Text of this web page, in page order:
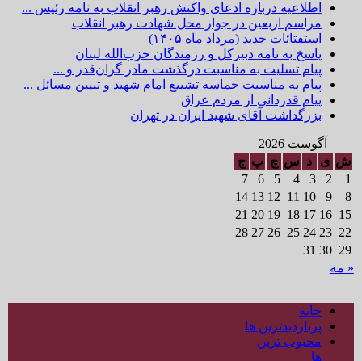
اطلاعیه درباره ادعای واکنش رهبر انقلاب به نامه رئیس ...
مراسم اربعین در جوار محل شهادت رهبر انقلاب
استفتائات جدید (مرداد ماه ۱۴۰۵)
پاسخ به نامه دبیرکل و رزمندگان حزب‌الله لبنان
پیام تسلیت به مناسبت درگذشت مادر گران‌قدر و ...
پیام به مناسبت حماسه تشییع امام شهید و تبیین مسائل ...
پیام قدردانی از مردم عراق
بزرگداشت آقای شهید ایران در تهران
آگوست 2026
ش ی د س چ پ ج
1
2
3
4
5
6
7
8
9
10
11
12
13
14
15
16
17
18
19
20
21
22
23
24
25
26
27
28
29
30
31
« مه
خانه
پربازدیدترین ها
محبوب ترین
ها